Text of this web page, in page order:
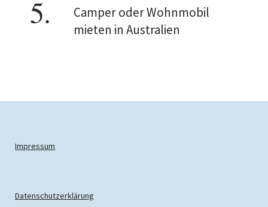
Camper oder Wohnmobil
mieten in Australien
Impressum
Datenschutzerklärung